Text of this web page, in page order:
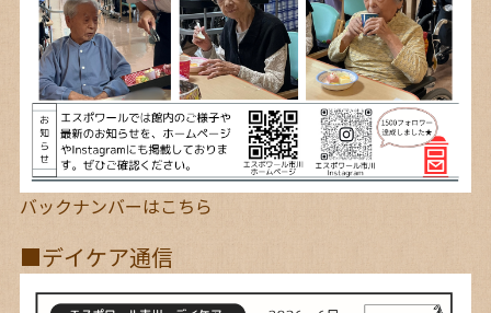
バックナンバーはこちら
■デイケア通信